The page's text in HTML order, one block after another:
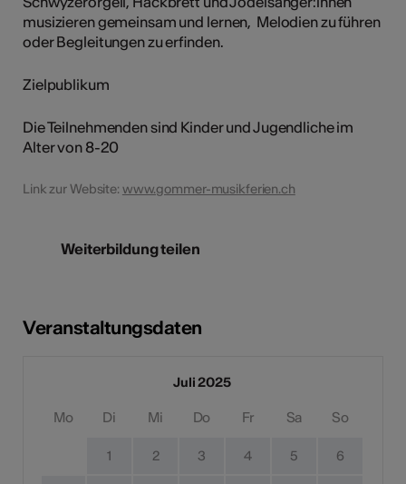
musizieren gemeinsam und lernen, Melodien zu führen
oder Begleitungen zu erfinden.
Zielpublikum
Die Teilnehmenden sind Kinder und Jugendliche im
Alter von 8-20
Link zur Website: www.gommer-musikferien.ch
Weiterbildung teilen
Veranstaltungsdaten
Juli 2025
Mo Di Mi Do Fr Sa So
1 2 3 4 5 6